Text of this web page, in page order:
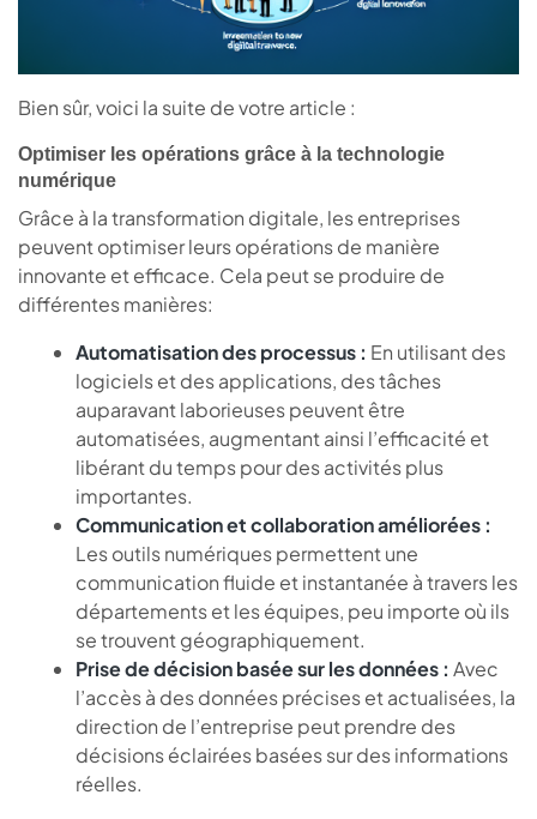
Bien sûr, voici la suite de votre article :
Optimiser les opérations grâce à la technologie
numérique
Grâce à la transformation digitale, les entreprises
peuvent optimiser leurs opérations de manière
innovante et efficace. Cela peut se produire de
différentes manières:
Automatisation des processus : En utilisant des
logiciels et des applications, des tâches
auparavant laborieuses peuvent être
automatisées, augmentant ainsi l’efficacité et
libérant du temps pour des activités plus
importantes.
Communication et collaboration améliorées :
Les outils numériques permettent une
communication fluide et instantanée à travers les
départements et les équipes, peu importe où ils
se trouvent géographiquement.
Prise de décision basée sur les données : Avec
l’accès à des données précises et actualisées, la
direction de l’entreprise peut prendre des
décisions éclairées basées sur des informations
réelles.